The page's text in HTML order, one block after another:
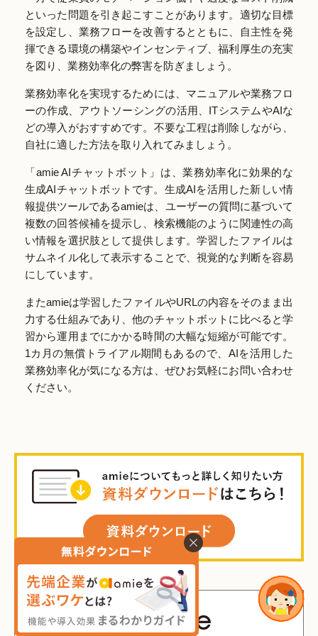
といった問題を引き起こすことがあります。適切な目標
を設定し、業務フローを改善するとともに、自主性を発
揮できる環境の構築やインセンティブ、福利厚生の充実
を図り、業務効率化の弊害を防ぎましょう。
業務効率化を実現するためには、マニュアルや業務フロ
ーの作成、アウトソーシングの活用、ITシステムやAIな
どの導入がおすすめです。不要な工程は削除しながら、
自社に適した方法を取り入れてみましょう。
「amie AIチャットボット」は、業務効率化に効果的な
生成AIチャットボットです。生成AIを活用した新しい情
報提供ツールであるamieは、ユーザーの質問に基づいて
複数の回答候補を提示し、検索機能のように関連性の高
い情報を選択肢として提供します。学習したファイルは
サムネイル化して表示することで、視覚的な判断を容易
にしています。
またamieは学習したファイルやURLの内容をそのまま出
力する仕組みであり、他のチャットボットに比べると学
習から運用までにかかる時間の大幅な短縮が可能です。
1カ月の無償トライアル期間もあるので、AIを活用した
業務効率化が気になる方は、ぜひお気軽にお問い合わせ
ください。